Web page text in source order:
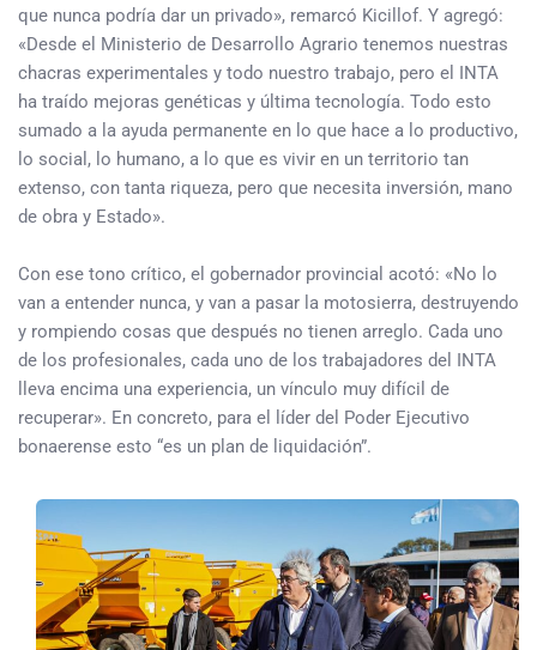
que nunca podría dar un privado», remarcó Kicillof. Y agregó:
«Desde el Ministerio de Desarrollo Agrario tenemos nuestras
chacras experimentales y todo nuestro trabajo, pero el INTA
ha traído mejoras genéticas y última tecnología. Todo esto
sumado a la ayuda permanente en lo que hace a lo productivo,
lo social, lo humano, a lo que es vivir en un territorio tan
extenso, con tanta riqueza, pero que necesita inversión, mano
de obra y Estado».
Con ese tono crítico, el gobernador provincial acotó: «No lo
van a entender nunca, y van a pasar la motosierra, destruyendo
y rompiendo cosas que después no tienen arreglo. Cada uno
de los profesionales, cada uno de los trabajadores del INTA
lleva encima una experiencia, un vínculo muy difícil de
recuperar». En concreto, para el líder del Poder Ejecutivo
bonaerense esto “es un plan de liquidación”.